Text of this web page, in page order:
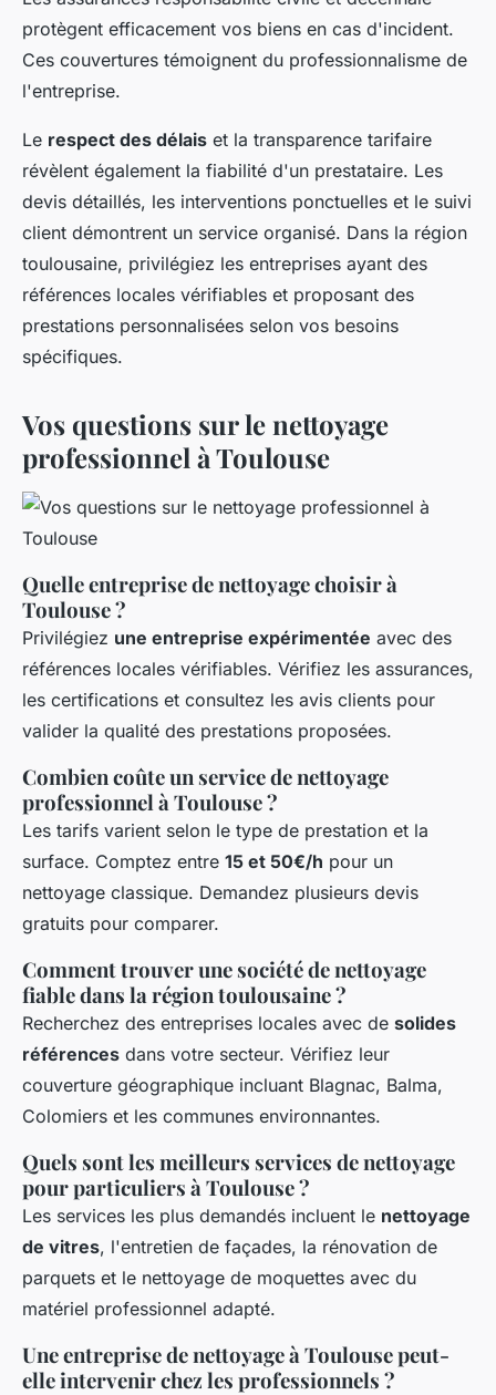
protègent efficacement vos biens en cas d'incident.
Ces couvertures témoignent du professionnalisme de
l'entreprise.
Le respect des délais et la transparence tarifaire
révèlent également la fiabilité d'un prestataire. Les
devis détaillés, les interventions ponctuelles et le suivi
client démontrent un service organisé. Dans la région
toulousaine, privilégiez les entreprises ayant des
références locales vérifiables et proposant des
prestations personnalisées selon vos besoins
spécifiques.
Vos questions sur le nettoyage
professionnel à Toulouse
Quelle entreprise de nettoyage choisir à
Toulouse ?
Privilégiez une entreprise expérimentée avec des
références locales vérifiables. Vérifiez les assurances,
les certifications et consultez les avis clients pour
valider la qualité des prestations proposées.
Combien coûte un service de nettoyage
professionnel à Toulouse ?
Les tarifs varient selon le type de prestation et la
surface. Comptez entre 15 et 50€/h pour un
nettoyage classique. Demandez plusieurs devis
gratuits pour comparer.
Comment trouver une société de nettoyage
fiable dans la région toulousaine ?
Recherchez des entreprises locales avec de solides
références dans votre secteur. Vérifiez leur
couverture géographique incluant Blagnac, Balma,
Colomiers et les communes environnantes.
Quels sont les meilleurs services de nettoyage
pour particuliers à Toulouse ?
Les services les plus demandés incluent le nettoyage
de vitres, l'entretien de façades, la rénovation de
parquets et le nettoyage de moquettes avec du
matériel professionnel adapté.
Une entreprise de nettoyage à Toulouse peut-
elle intervenir chez les professionnels ?